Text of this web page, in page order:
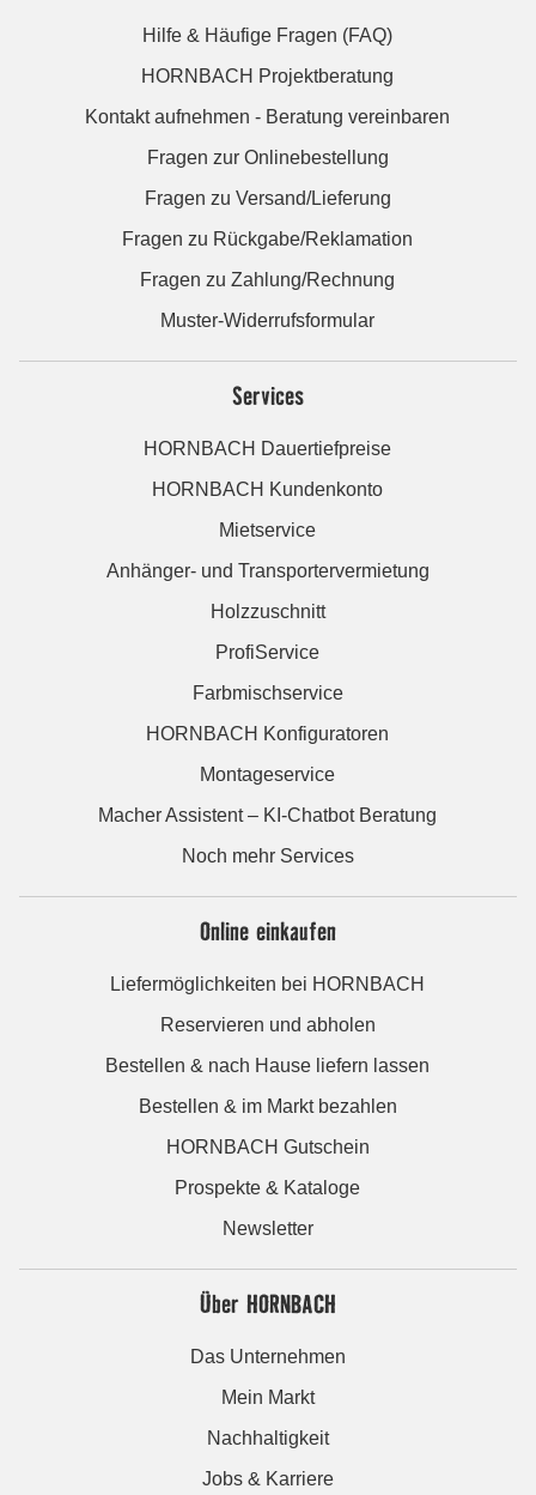
Hilfe & Häufige Fragen (FAQ)
HORNBACH Projektberatung
Kontakt aufnehmen - Beratung vereinbaren
Fragen zur Onlinebestellung
Fragen zu Versand/Lieferung
Fragen zu Rückgabe/Reklamation
Fragen zu Zahlung/Rechnung
Muster-Widerrufsformular
Services
HORNBACH Dauertiefpreise
HORNBACH Kundenkonto
Mietservice
Anhänger- und Transportervermietung
Holzzuschnitt
ProfiService
Farbmischservice
HORNBACH Konfiguratoren
Montageservice
Macher Assistent – KI-Chatbot Beratung
Noch mehr Services
Online einkaufen
Liefermöglichkeiten bei HORNBACH
Reservieren und abholen
Bestellen & nach Hause liefern lassen
Bestellen & im Markt bezahlen
HORNBACH Gutschein
Prospekte & Kataloge
Newsletter
Über HORNBACH
Das Unternehmen
Mein Markt
Nachhaltigkeit
Jobs & Karriere